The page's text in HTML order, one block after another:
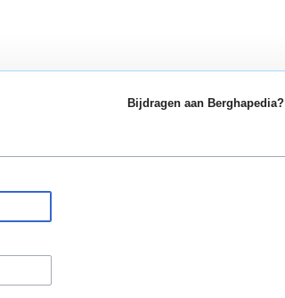
Bijdragen aan Berghapedia?